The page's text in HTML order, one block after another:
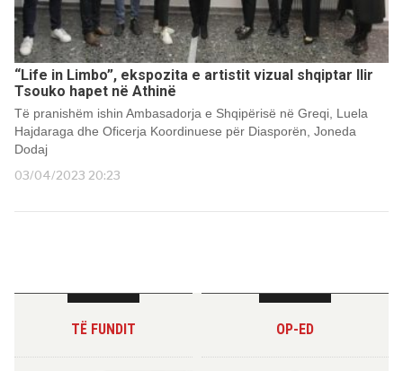
“Life in Limbo”, ekspozita e artistit vizual shqiptar Ilir
Tsouko hapet në Athinë
Të pranishëm ishin Ambasadorja e Shqipërisë në Greqi, Luela
Hajdaraga dhe Oficerja Koordinuese për Diasporën, Joneda
Dodaj
03/04/2023 20:23
TË FUNDIT OP-ED